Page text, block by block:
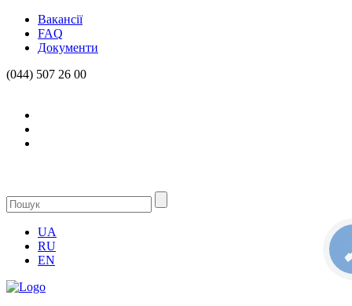
Вакансії
FAQ
Документи
(044) 507 26 00
UA
RU
EN